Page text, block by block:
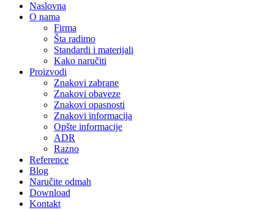
Naslovna
O nama
Firma
Šta radimo
Standardi i materijali
Kako naručiti
Proizvodi
Znakovi zabrane
Znakovi obaveze
Znakovi opasnosti
Znakovi informacija
Opšte informacije
ADR
Razno
Reference
Blog
Naručite odmah
Download
Kontakt